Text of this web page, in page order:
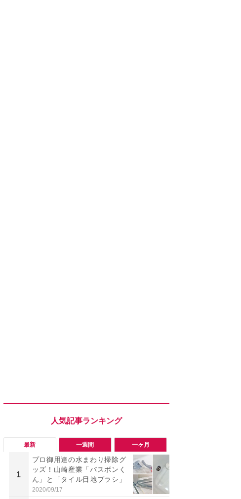
最新 一週間 一ヶ月
1
プロ御用達の水まわり掃除グ
ッズ！山崎産業「バスボンく
ん」と「タイル目地ブラシ」
2020/09/17